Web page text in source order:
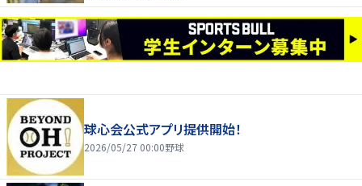
球心会公式アプリ提供開始！
2026/05/27 00:00野球